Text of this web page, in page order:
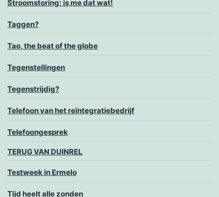
Stroomstoring; is me dat wat!
Taggen?
Tao, the beat of the globe
Tegenstellingen
Tegenstrijdig?
Telefoon van het reïntegratiebedrijf
Telefoongesprek
TERUG VAN DUINREL
Testweek in Ermelo
Tijd heelt alle zonden